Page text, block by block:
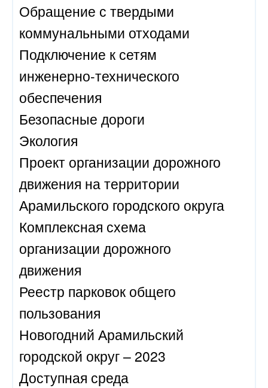
Обращение с твердыми
коммунальными отходами
Подключение к сетям
инженерно-технического
обеспечения
Безопасные дороги
Экология
Проект организации дорожного
движения на территории
Арамильского городского округа
Комплексная схема
организации дорожного
движения
Реестр парковок общего
пользования
Новогодний Арамильский
городской округ – 2023
Доступная среда